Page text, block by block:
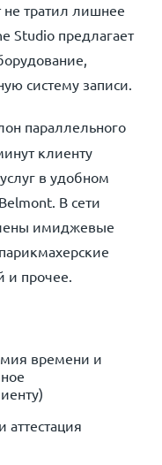
не тратил лишнее
Studio предлагает
систему записи.
параллельного
клиенту
в удобном
В сети
имиджевые
и прочее.
времени и